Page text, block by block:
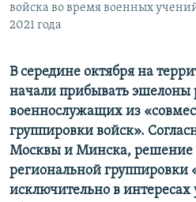
войска во время военных
2021 года
В середине октября на
начали прибывать эшелоны
военнослужащих из
группировки войск».
Москвы и Минска, решение
региональной группировки
исключительно в